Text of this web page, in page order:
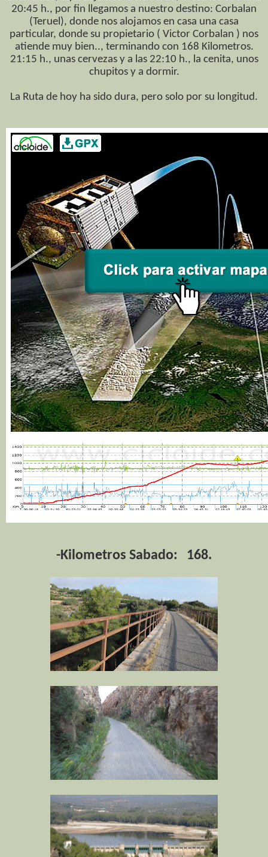
20:45 h., por fin llegamos a nuestro destino: Corbalan
(Teruel), donde nos alojamos en casa una casa
particular, donde su propietario ( Victor Corbalan ) nos
atiende muy bien.., terminando con 168 Kilometros.
21:15 h., unas cervezas y a las 22:10 h., la cenita, unos
chupitos y a dormir.
La Ruta de hoy ha sido dura, pero solo por su longitud.
-Kilometros Sabado: 168.